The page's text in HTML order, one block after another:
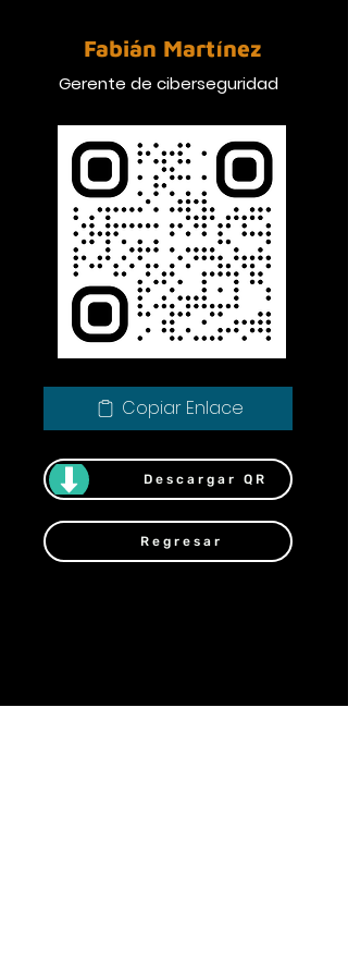
Fabián Martínez
Gerente de ciberseguridad
Copiar Enlace
Descargar QR
Regresar